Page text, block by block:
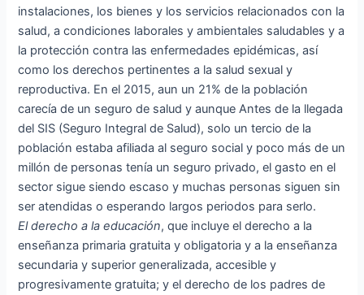
instalaciones, los bienes y los servicios relacionados con la
salud, a condiciones laborales y ambientales saludables y a
la protección contra las enfermedades epidémicas, así
como los derechos pertinentes a la salud sexual y
reproductiva. En el 2015, aun un 21% de la población
carecía de un seguro de salud y aunque Antes de la llegada
del SIS (Seguro Integral de Salud), solo un tercio de la
población estaba afiliada al seguro social y poco más de un
millón de personas tenía un seguro privado, el gasto en el
sector sigue siendo escaso y muchas personas siguen sin
ser atendidas o esperando largos periodos para serlo.
El derecho a la educación, que incluye el derecho a la
enseñanza primaria gratuita y obligatoria y a la enseñanza
secundaria y superior generalizada, accesible y
progresivamente gratuita; y el derecho de los padres de